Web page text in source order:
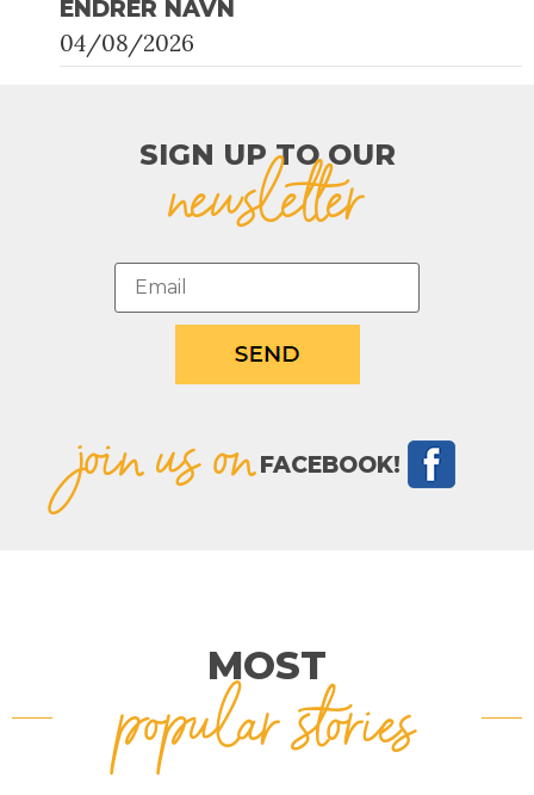
ENDRER NAVN
04/08/2026
SIGN UP TO OUR​
newsletter
join us on FACEBOOK!
MOST
popular stories